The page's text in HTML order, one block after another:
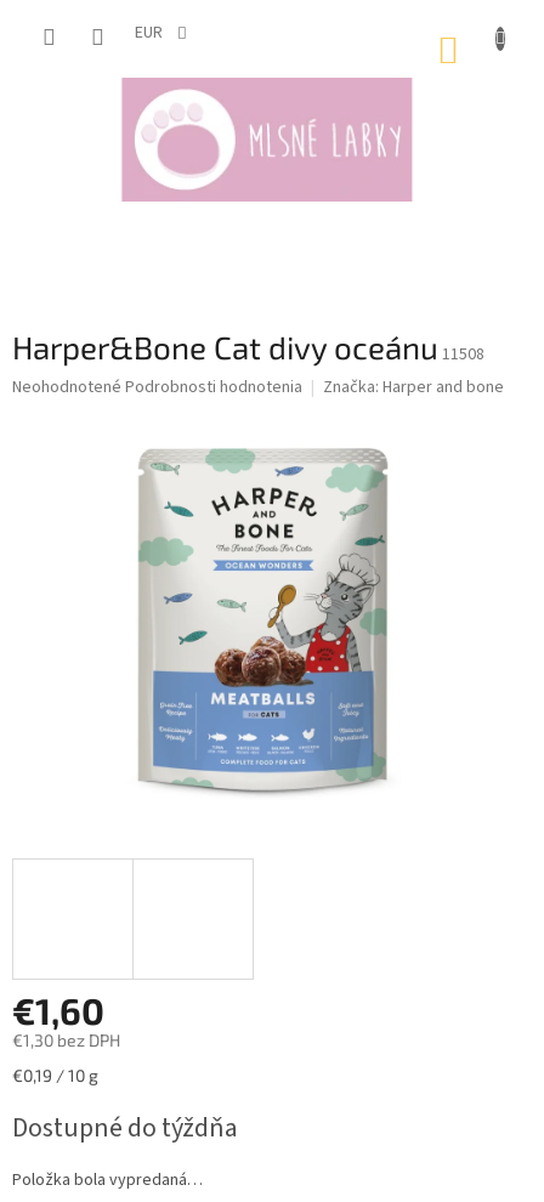
EUR
Harper&Bone Cat divy oceánu 11508
Priemerné
Neohodnotené Podrobnosti hodnotenia Značka: Harper and bone
€1,60
€1,30 bez DPH
Jednotková
€0,19 / 10 g
Dostupné do týždňa
Položka bola vypredaná…